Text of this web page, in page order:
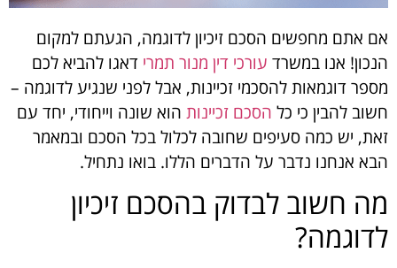
אם אתם מחפשים הסכם זיכיון לדוגמה, הגעתם למקום
הנכון! אנו במשרד עורכי דין מנור תמרי דאגו להביא לכם
מספר דוגמאות להסכמי זכיינות, אבל לפני שנגיע לדוגמה –
חשוב להבין כי כל הסכם זכיינות הוא שונה וייחודי, יחד עם
זאת, יש כמה סעיפים שחובה לכלול בכל הסכם ובמאמר
הבא אנחנו נדבר על הדברים הללו. בואו נתחיל.
מה חשוב לבדוק בהסכם זיכיון
לדוגמה?